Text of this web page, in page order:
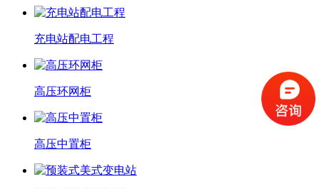
充电站配电工程
高压环网柜
高压中置柜